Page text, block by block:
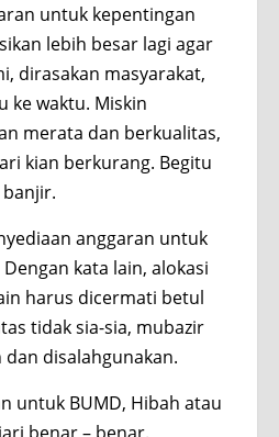
untuk kepentingan
lebih besar lagi agar
dirasakan masyarakat,
ke waktu. Miskin
merata dan berkualitas,
kian berkurang. Begitu
anggaran untuk
kata lain, alokasi
harus dicermati betul
tidak sia-sia, mubazir
disalahgunakan.
untuk BUMD, Hibah atau